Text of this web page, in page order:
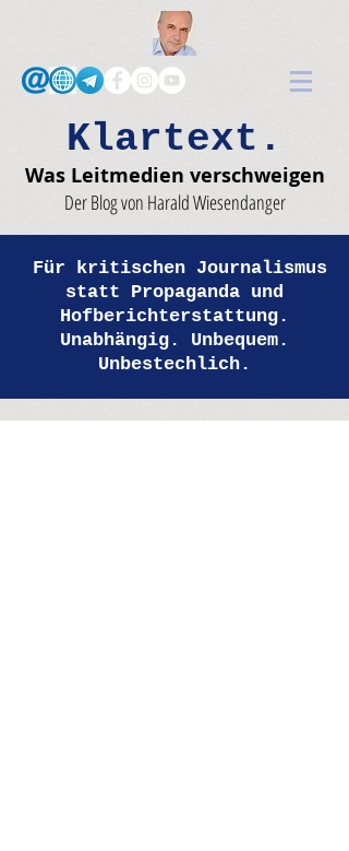
Klartext.
Was Leitmedien verschweigen
Der Blog von Harald Wiesendanger
Für kritischen Journalismus
statt Propaganda und
Hofberichterstattung.
Unabhängig. Unbequem.
Unbestechlich.